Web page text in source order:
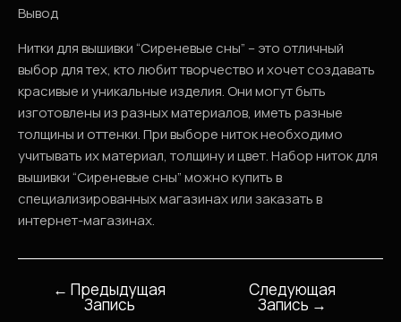
Вывод
Нитки для вышивки “Сиреневые сны” – это отличный
выбор для тех, кто любит творчество и хочет создавать
красивые и уникальные изделия. Они могут быть
изготовлены из разных материалов, иметь разные
толщины и оттенки. При выборе ниток необходимо
учитывать их материал, толщину и цвет. Набор ниток для
вышивки “Сиреневые сны” можно купить в
специализированных магазинах или заказать в
интернет-магазинах.
Навигация
← Предыдущая
Запись
Следующая
Запись →